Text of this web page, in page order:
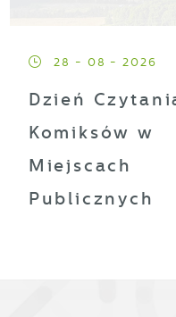
28 - 08 - 2026
Dzień
Komiksów w
Miejscach
Publicznych